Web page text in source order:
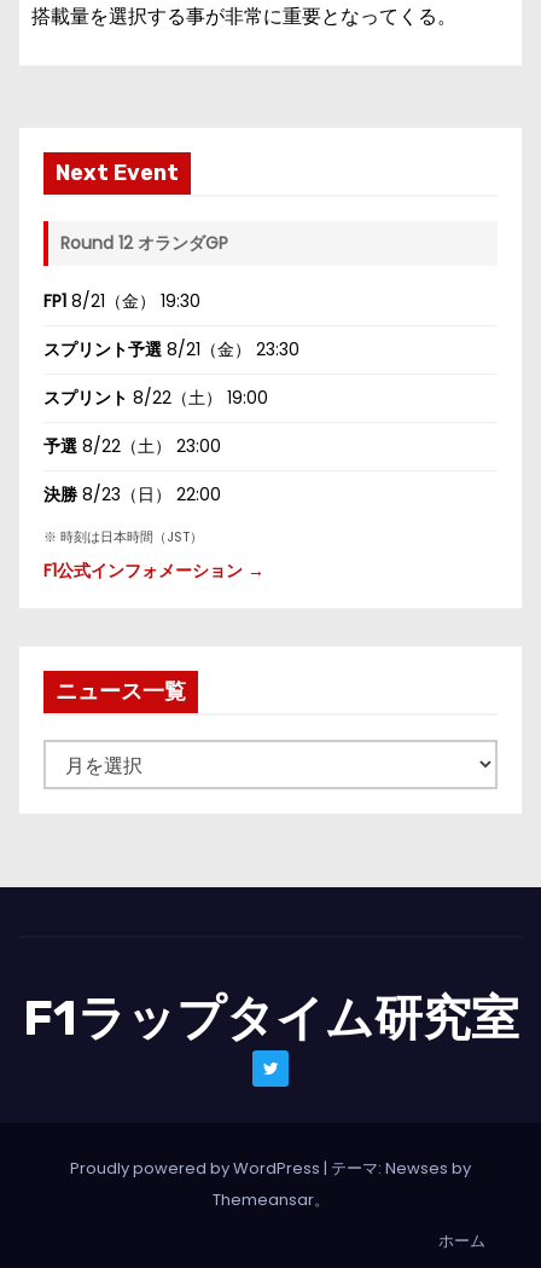
搭載量を選択する事が非常に重要となってくる。
Next Event
Round 12 オランダGP
FP1 8/21（金） 19:30
スプリント予選 8/21（金） 23:30
スプリント 8/22（土） 19:00
予選 8/22（土） 23:00
決勝 8/23（日） 22:00
※ 時刻は日本時間（JST）
F1公式インフォメーション →
ニュース一覧
ュ
一
F1ラップタイム研究室
Proudly powered by WordPress | テーマ: Newses by
Themeansar。
ホーム